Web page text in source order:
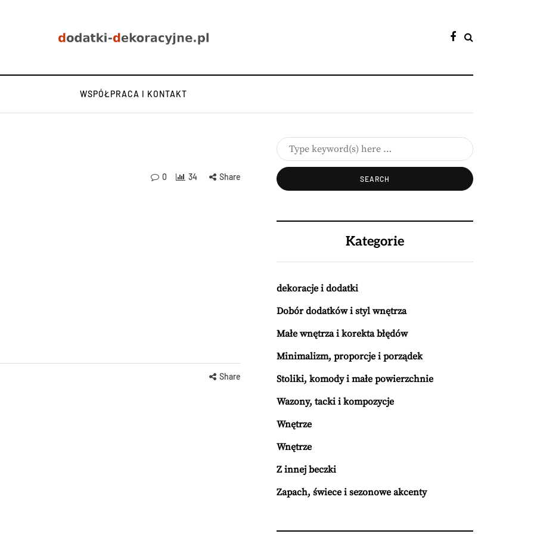
WSPÓŁPRACA I KONTAKT
0 34 Share
Share
Kategorie
dekoracje i dodatki
Dobór dodatków i styl wnętrza
Małe wnętrza i korekta błędów
Minimalizm, proporcje i porządek
Stoliki, komody i małe powierzchnie
Wazony, tacki i kompozycje
Wnętrze
Wnętrze
Z innej beczki
Zapach, świece i sezonowe akcenty